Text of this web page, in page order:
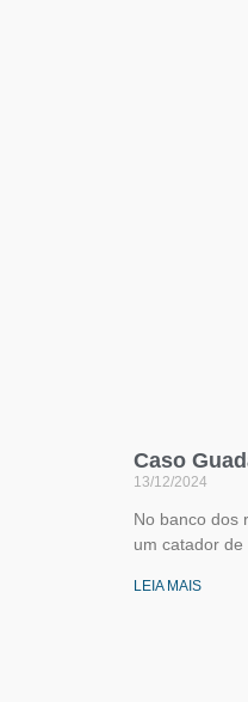
Caso
13/12/2024
No banco dos
um catador de
LEIA MAIS